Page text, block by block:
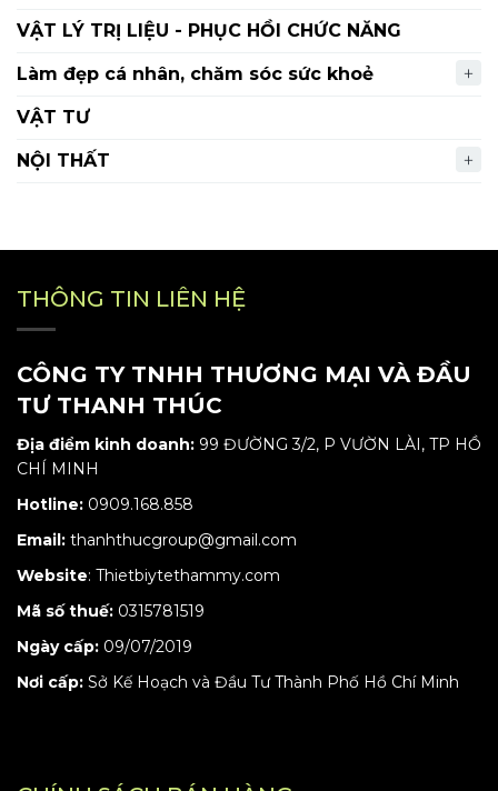
VẬT LÝ TRỊ LIỆU - PHỤC HỒI CHỨC NĂNG
Làm đẹp cá nhân, chăm sóc sức khoẻ
VẬT TƯ
NỘI THẤT
THÔNG TIN LIÊN HỆ
CÔNG TY TNHH THƯƠNG MẠI VÀ ĐẦU
TƯ THANH THÚC
Địa điểm kinh doanh: 99 ĐƯỜNG 3/2, P VƯỜN LÀI, TP HỒ
CHÍ MINH
Hotline: 0909.168.858
Email: thanhthucgroup@gmail.com
Website: Thietbiytethammy.com
Mã số thuế: 0315781519
Ngày cấp: 09/07/2019
Nơi cấp: Sở Kế Hoạch và Đầu Tư Thành Phố Hồ Chí Minh